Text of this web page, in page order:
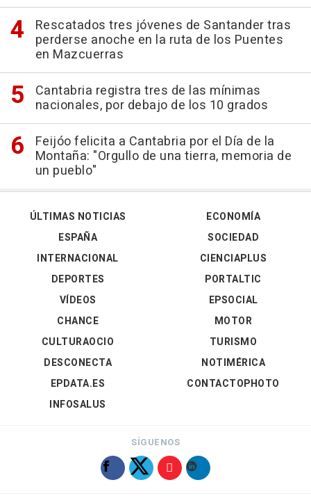
Rescatados tres jóvenes de Santander tras
perderse anoche en la ruta de los Puentes
en Mazcuerras
Cantabria registra tres de las mínimas
nacionales, por debajo de los 10 grados
Feijóo felicita a Cantabria por el Día de la
Montaña: "Orgullo de una tierra, memoria de
un pueblo"
ÚLTIMAS NOTICIAS
ESPAÑA
INTERNACIONAL
DEPORTES
VÍDEOS
ECONOMÍA
SOCIEDAD
CIENCIAPLUS
PORTALTIC
EPSOCIAL
CHANCE
CULTURAOCIO
DESCONECTA
EPDATA.ES
INFOSALUS
MOTOR
TURISMO
NOTIMÉRICA
CONTACTOPHOTO
SÍGUENOS